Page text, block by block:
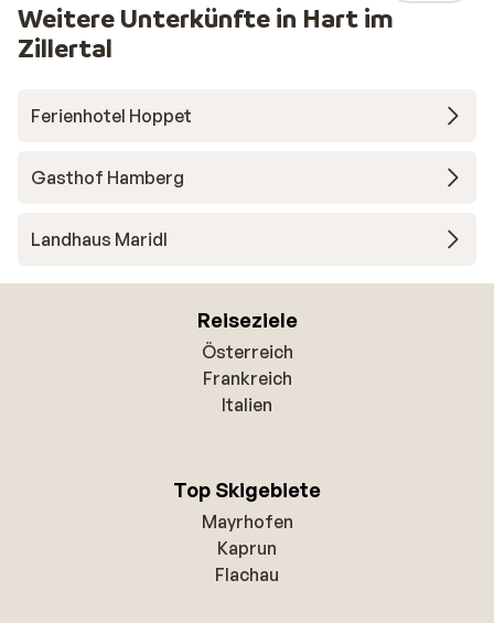
Weitere Unterkünfte in Hart im
Zillertal
Ferienhotel Hoppet
Gasthof Hamberg
Landhaus Maridl
Reiseziele
Österreich
Frankreich
Italien
Top Skigebiete
Mayrhofen
Kaprun
Flachau